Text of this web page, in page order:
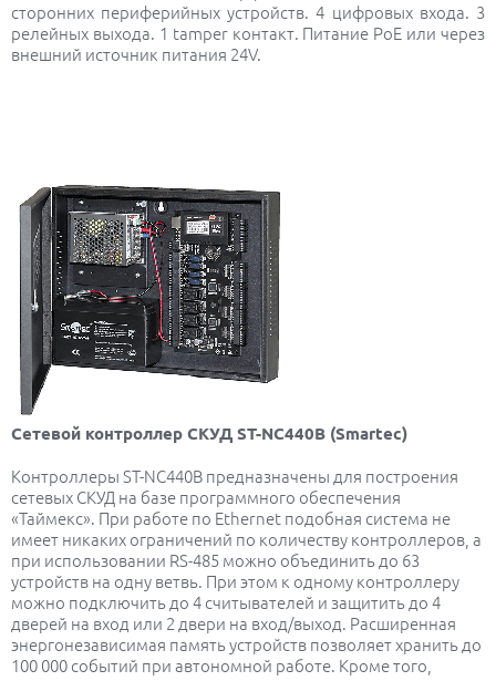
сторонних периферийных устройств. 4 цифровых входа. 3
релейных выхода. 1 tamper контакт. Питание PoE или через
внешний источник питания 24V.
Сетевой контроллер СКУД ST-NC440B (Smartec)
Контроллеры ST-NC440B предназначены для построения
сетевых СКУД на базе программного обеспечения
«Таймекс». При работе по Ethernet подобная система не
имеет никаких ограничений по количеству контроллеров, а
при использовании RS-485 можно объединить до 63
устройств на одну ветвь. При этом к одному контроллеру
можно подключить до 4 считывателей и защитить до 4
дверей на вход или 2 двери на вход/выход. Расширенная
энергонезависимая память устройств позволяет хранить до
100 000 событий при автономной работе. Кроме того,